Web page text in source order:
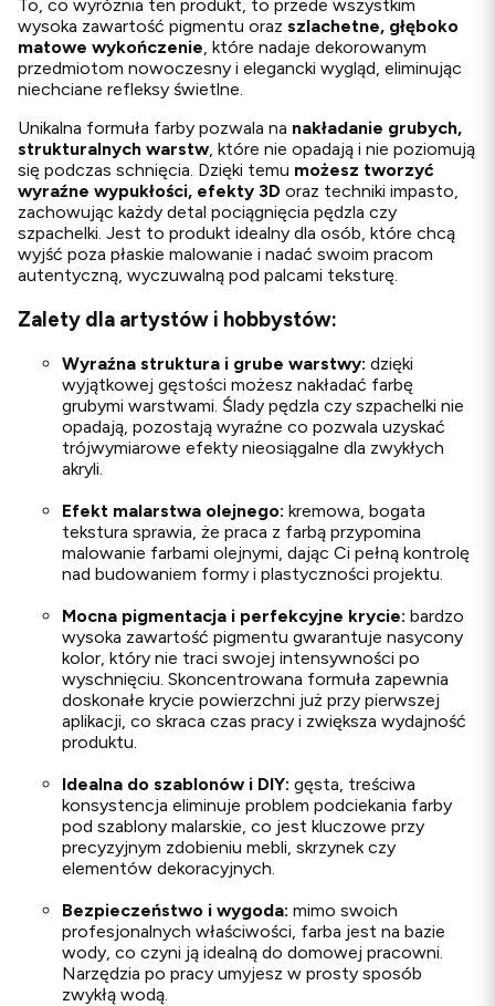
To, co wyróżnia ten produkt, to przede wszystkim
wysoka zawartość pigmentu oraz szlachetne, głęboko
matowe wykończenie, które nadaje dekorowanym
przedmiotom nowoczesny i elegancki wygląd, eliminując
niechciane refleksy świetlne.
Unikalna formuła farby pozwala na nakładanie grubych,
strukturalnych warstw, które nie opadają i nie poziomują
się podczas schnięcia. Dzięki temu możesz tworzyć
wyraźne wypukłości, efekty 3D oraz techniki impasto,
zachowując każdy detal pociągnięcia pędzla czy
szpachelki. Jest to produkt idealny dla osób, które chcą
wyjść poza płaskie malowanie i nadać swoim pracom
autentyczną, wyczuwalną pod palcami teksturę.
Zalety dla artystów i hobbystów:
Wyraźna struktura i grube warstwy: dzięki
wyjątkowej gęstości możesz nakładać farbę
grubymi warstwami. Ślady pędzla czy szpachelki nie
opadają, pozostają wyraźne co pozwala uzyskać
trójwymiarowe efekty nieosiągalne dla zwykłych
akryli.
Efekt malarstwa olejnego: kremowa, bogata
tekstura sprawia, że praca z farbą przypomina
malowanie farbami olejnymi, dając Ci pełną kontrolę
nad budowaniem formy i plastyczności projektu.
Mocna pigmentacja i perfekcyjne krycie: bardzo
wysoka zawartość pigmentu gwarantuje nasycony
kolor, który nie traci swojej intensywności po
wyschnięciu. Skoncentrowana formuła zapewnia
doskonałe krycie powierzchni już przy pierwszej
aplikacji, co skraca czas pracy i zwiększa wydajność
produktu.
Idealna do szablonów i DIY: gęsta, treściwa
konsystencja eliminuje problem podciekania farby
pod szablony malarskie, co jest kluczowe przy
precyzyjnym zdobieniu mebli, skrzynek czy
elementów dekoracyjnych.
Bezpieczeństwo i wygoda: mimo swoich
profesjonalnych właściwości, farba jest na bazie
wody, co czyni ją idealną do domowej pracowni.
Narzędzia po pracy umyjesz w prosty sposób
zwykłą wodą.